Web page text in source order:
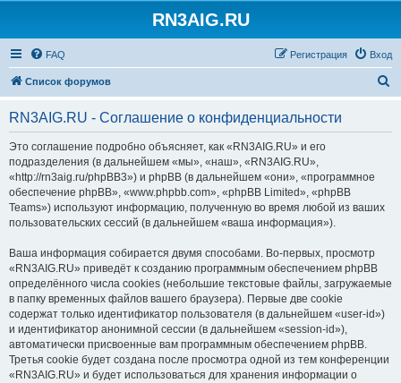
RN3AIG.RU
FAQ Вход
Регистрация
Список форумов
RN3AIG.RU - Соглашение о конфиденциальности
Это соглашение подробно объясняет, как «RN3AIG.RU» и его
подразделения (в дальнейшем «мы», «наш», «RN3AIG.RU»,
«http://rn3aig.ru/phpBB3») и phpBB (в дальнейшем «они», «программное
обеспечение phpBB», «www.phpbb.com», «phpBB Limited», «phpBB
Teams») используют информацию, полученную во время любой из ваших
пользовательских сессий (в дальнейшем «ваша информация»).
Ваша информация собирается двумя способами. Во-первых, просмотр
«RN3AIG.RU» приведёт к созданию программным обеспечением phpBB
определённого числа cookies (небольшие текстовые файлы, загружаемые
в папку временных файлов вашего браузера). Первые две cookie
содержат только идентификатор пользователя (в дальнейшем «user-id»)
и идентификатор анонимной сессии (в дальнейшем «session-id»),
автоматически присвоенные вам программным обеспечением phpBB.
Третья cookie будет создана после просмотра одной из тем конференции
«RN3AIG.RU» и будет использоваться для хранения информации о